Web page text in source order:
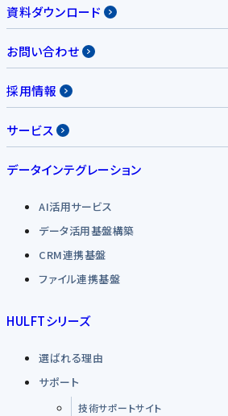
資料ダウンロード
お問い合わせ
採用情報
サービス
データインテグレーション
AI活用サービス
データ活用基盤構築
CRM連携基盤
ファイル連携基盤
HULFTシリーズ
選ばれる理由
サポート
技術サポートサイト